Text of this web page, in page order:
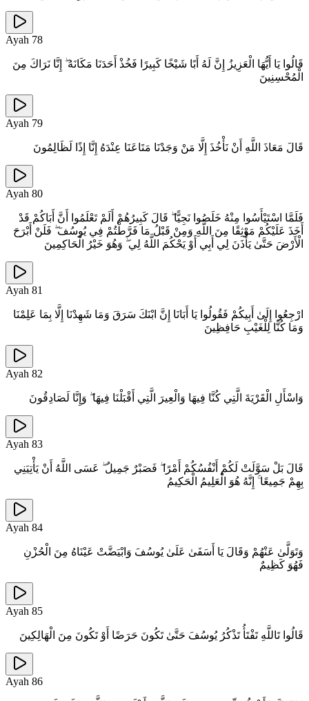
Ayah 78
قَالُوا يَا أَيُّهَا الْعَزِيزُ إِنَّ لَهُ أَبًا شَيْخًا كَبِيرًا فَخُذْ أَحَدَنَا مَكَانَهُ ۖ إِنَّا نَرَاكَ مِنَ
الْمُحْسِنِينَ
Ayah 79
قَالَ مَعَاذَ اللَّهِ أَنْ نَأْخُذَ إِلَّا مَنْ وَجَدْنَا مَتَاعَنَا عِنْدَهُ إِنَّا إِذًا لَظَالِمُونَ
Ayah 80
فَلَمَّا اسْتَيْأَسُوا مِنْهُ خَلَصُوا نَجِيًّا ۖ قَالَ كَبِيرُهُمْ أَلَمْ تَعْلَمُوا أَنَّ أَبَاكُمْ قَدْ
أَخَذَ عَلَيْكُمْ مَوْثِقًا مِنَ اللَّهِ وَمِنْ قَبْلُ مَا فَرَّطْتُمْ فِي يُوسُفَ ۖ فَلَنْ أَبْرَحَ
الْأَرْضَ حَتَّىٰ يَأْذَنَ لِي أَبِي أَوْ يَحْكُمَ اللَّهُ لِي ۖ وَهُوَ خَيْرُ الْحَاكِمِينَ
Ayah 81
ارْجِعُوا إِلَىٰ أَبِيكُمْ فَقُولُوا يَا أَبَانَا إِنَّ ابْنَكَ سَرَقَ وَمَا شَهِدْنَا إِلَّا بِمَا عَلِمْنَا
وَمَا كُنَّا لِلْغَيْبِ حَافِظِينَ
Ayah 82
وَاسْأَلِ الْقَرْيَةَ الَّتِي كُنَّا فِيهَا وَالْعِيرَ الَّتِي أَقْبَلْنَا فِيهَا ۖ وَإِنَّا لَصَادِقُونَ
Ayah 83
قَالَ بَلْ سَوَّلَتْ لَكُمْ أَنْفُسُكُمْ أَمْرًا ۖ فَصَبْرٌ جَمِيلٌ ۖ عَسَى اللَّهُ أَنْ يَأْتِيَنِي
بِهِمْ جَمِيعًا ۚ إِنَّهُ هُوَ الْعَلِيمُ الْحَكِيمُ
Ayah 84
وَتَوَلَّىٰ عَنْهُمْ وَقَالَ يَا أَسَفَىٰ عَلَىٰ يُوسُفَ وَابْيَضَّتْ عَيْنَاهُ مِنَ الْحُزْنِ
فَهُوَ كَظِيمٌ
Ayah 85
قَالُوا تَاللَّهِ تَفْتَأُ تَذْكُرُ يُوسُفَ حَتَّىٰ تَكُونَ حَرَضًا أَوْ تَكُونَ مِنَ الْهَالِكِينَ
Ayah 86